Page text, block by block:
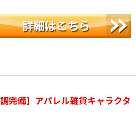
完備】アパレル雑貨キャラクタ